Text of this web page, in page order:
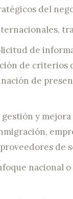
del
de
de criterios
de
y
de
nacional